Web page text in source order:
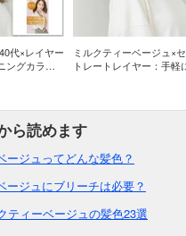
代×レイヤー
ングカラー
ミルクティーベージュ×
トレートレイヤー：手軽
ジュってどんな髪色？
ジュにブリーチは必要？
ティーベージュの髪色23選